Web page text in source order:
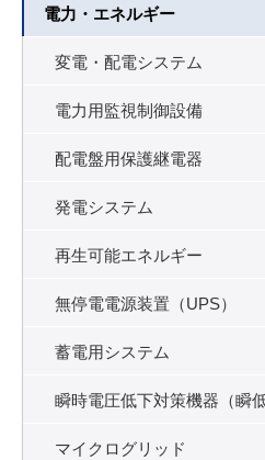
電力・エネルギー
変電・配電システム
電力用監視制御設備
配電盤用保護継電器
発電システム
再生可能エネルギー
無停電電源装置（UPS）
蓄電用システム
瞬時電圧低下対策機器（瞬
マイクログリッド